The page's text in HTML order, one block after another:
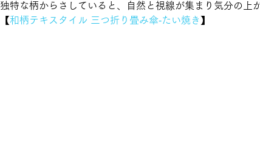
独特な柄からさしていると、自然と視線が集まり気分の上
【和柄テキスタイル 三つ折り畳み傘‐たい焼き 】